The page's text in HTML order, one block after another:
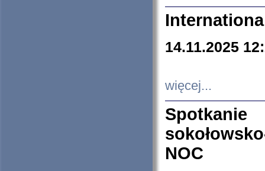
14.11.2025
więcej...
NOC